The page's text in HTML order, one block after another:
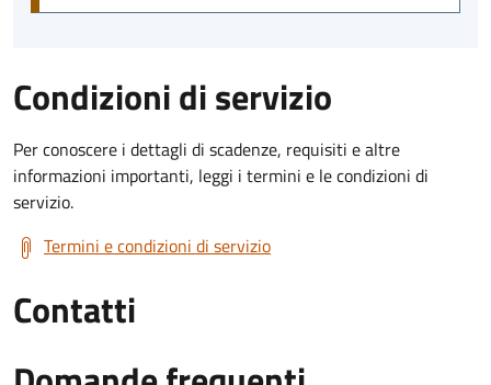
Condizioni di servizio
Per conoscere i dettagli di scadenze, requisiti e altre
informazioni importanti, leggi i termini e le condizioni di
servizio.
Termini e condizioni di servizio
Contatti